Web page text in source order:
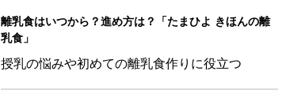
離乳食はいつから？進め方は？「たまひよ きほんの離
乳食」
授乳の悩みや初めての離乳食作りに役立つ